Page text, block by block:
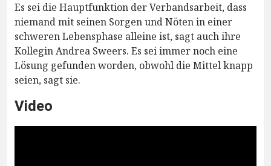
Es sei die Hauptfunktion der Verbandsarbeit, dass
niemand mit seinen Sorgen und Nöten in einer
schweren Lebensphase alleine ist, sagt auch ihre
Kollegin Andrea Sweers. Es sei immer noch eine
Lösung gefunden worden, obwohl die Mittel knapp
seien, sagt sie.
Video